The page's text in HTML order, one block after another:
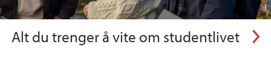
Alt du trenger å vite om studentlivet